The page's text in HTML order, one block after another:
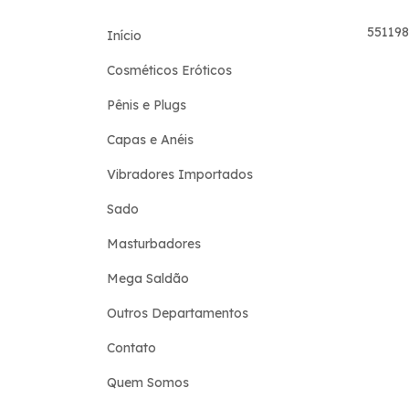
Início
Cosméticos Eróticos
Pênis e Plugs
Capas e Anéis
Vibradores Importados
Sado
Masturbadores
Mega Saldão
Outros Departamentos
Contato
Quem Somos